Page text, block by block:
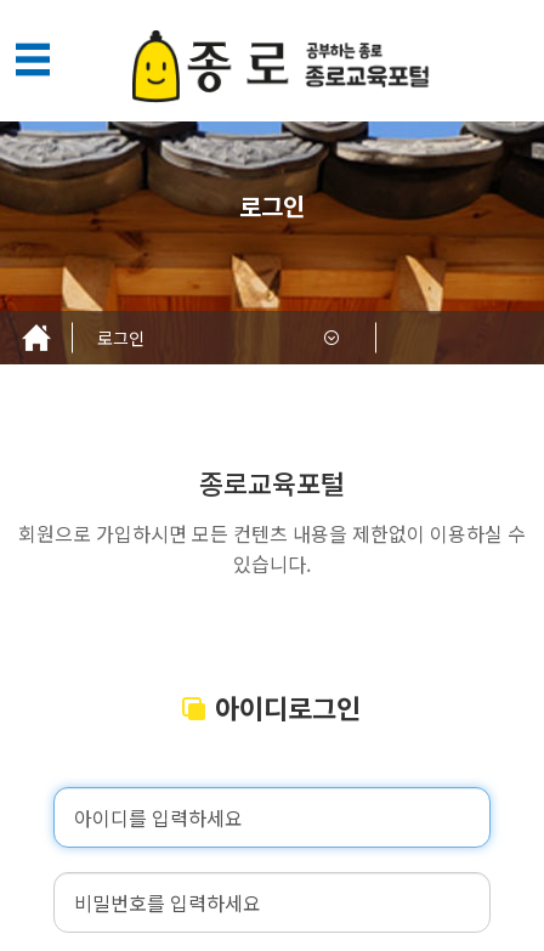
메
열
기
로그인
로그인
종로교육포털
회원으로 가입하시면 모든 컨텐츠 내용을 제한없이 이용하실 수
있습니다.
아이디로그인